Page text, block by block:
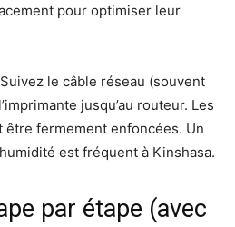
pour optimiser leur
Suivez le câble réseau (souvent
jusqu’au routeur. Les
fermement enfoncées. Un
est fréquent à Kinshasa.
par étape (avec